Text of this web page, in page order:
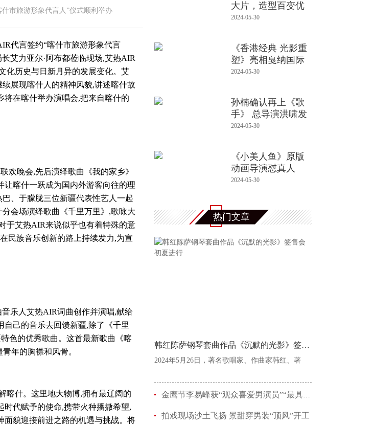
市旅游形象代言人”仪式顺利举办
代言签约“喀什市旅游形象代言
艾力亚尔·阿布都莅临现场,艾热AIR
化历史与日新月异的发展变化。艾
展现喀什人的精神风貌,讲述喀什故
在喀什举办演唱会,把来自喀什的
晚会,先后演绎歌曲《我的家乡》
让喀什一跃成为国内外游客向往的理
、于朦胧三位新疆代表性艺人一起
会场演绎歌曲《千里万里》,歌咏大
于艾热AIR来说似乎也有着特殊的意
民族音乐创新的路上持续发力,为宣
乐人艾热AIR词曲创作并演唱,献给
己的音乐去回馈新疆,除了《千里
色的优秀歌曲。这首最新歌曲《喀
年的胸襟和风骨。
什。这里地大物博,拥有最辽阔的
代赋予的使命,携带火种播撒希望,
面貌迎接前进之路的机遇与挑战。将
大片，造型百变优
雅迷人极具
2024-05-30
《香港经典 光影重
塑》亮相戛纳国际
电影节
2024-05-30
孙楠确认再上《歌
手》 总导演洪啸发
文感谢
2024-05-30
《小美人鱼》原版
动画导演怼真人
版：动物园螃
2024-05-30
热门文章
韩红陈萨钢琴套曲作品《沉默的光影》签售会
2024年5月26日，著名歌唱家、作曲家韩红、著
金鹰节李易峰获“观众喜爱男演员”“最具人气男演
拍戏现场沙土飞扬 景甜穿男装“顶风”开工